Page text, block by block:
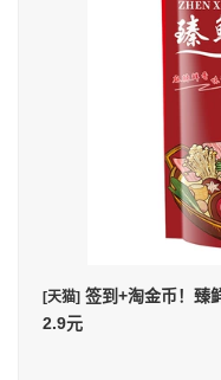
[天猫] 签到+淘金币！臻
2.9元